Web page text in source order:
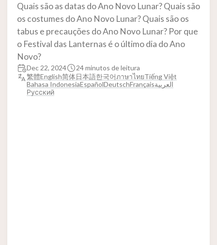
Quais são as datas do Ano Novo Lunar? Quais são
os costumes do Ano Novo Lunar? Quais são os
tabus e precauções do Ano Novo Lunar? Por que
o Festival das Lanternas é o último dia do Ano
Novo?
Dec 22, 2024
24 minutos de leitura
繁體English简体日本語한국어ภาษาไทยTiếng Việt
Bahasa IndonesiaEspañolDeutschFrançaisالعربية
Русский